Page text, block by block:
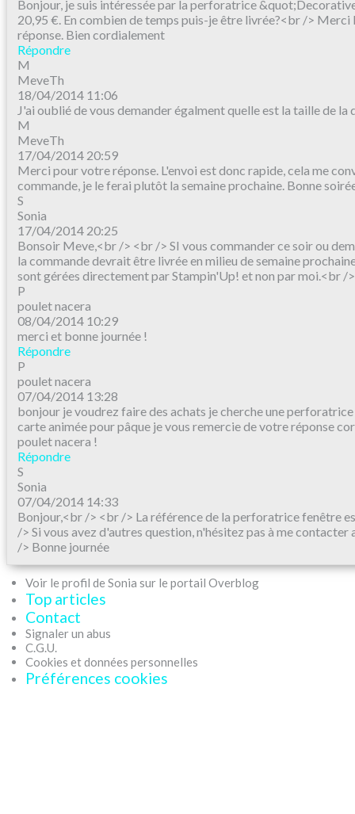
Bonjour, je suis intéressée par la perforatrice
20,95 €. En combien de temps puis-je être livrée?<br />
réponse. Bien cordialement
Répondre
M
MeveTh
18/04/2014 11:06
J'ai oublié de vous demander égalment quelle est la taille de la
M
MeveTh
17/04/2014 20:59
Merci pour votre réponse. L'envoi est donc rapide, cela me
commande, je le ferai plutôt la semaine prochaine. Bonne
S
Sonia
17/04/2014 20:25
Bonsoir Meve,<br /> <br /> SI vous commander ce soir ou
la commande devrait être livrée en milieu de semaine
sont gérées directement par Stampin'Up! et non par moi.<br /
P
poulet nacera
08/04/2014 10:29
merci et bonne journée !
Répondre
P
poulet nacera
07/04/2014 13:28
bonjour je voudrez faire des achats je cherche une
carte animée pour pâque je vous remercie de votre réponse
poulet nacera !
Répondre
S
Sonia
07/04/2014 14:33
Bonjour,<br /> <br /> La référence de la perforatrice fenêtre
/> Si vous avez d'autres question, n'hésitez pas à me
/> Bonne journée
Voir le profil de Sonia sur le portail Overblog
Top articles
Contact
Signaler un abus
C.G.U.
Cookies et données personnelles
Préférences cookies